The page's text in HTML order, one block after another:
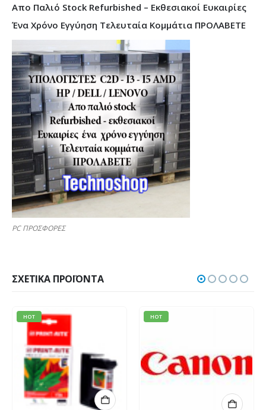
Απο Παλιό Stock Refurbished – Εκθεσιακοί Ευκαιρίες
Ένα Χρόνο Εγγύηση Τελευταία Κομμάτια ΠΡΟΛΑΒΕΤΕ
PC ΠΡΟΣΦΟΡΕΣ
ΣΧΕΤΙΚΆ ΠΡΟΪΌΝΤΑ
HOT HOT